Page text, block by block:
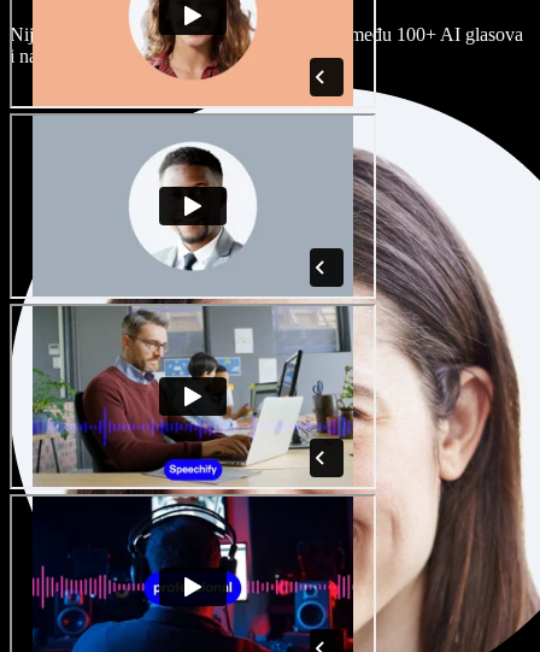
Nijedan projekt ne mora zvučati isto. Birajte među 100+ AI glasova
i naglasaka i prilagodite ih sebi.